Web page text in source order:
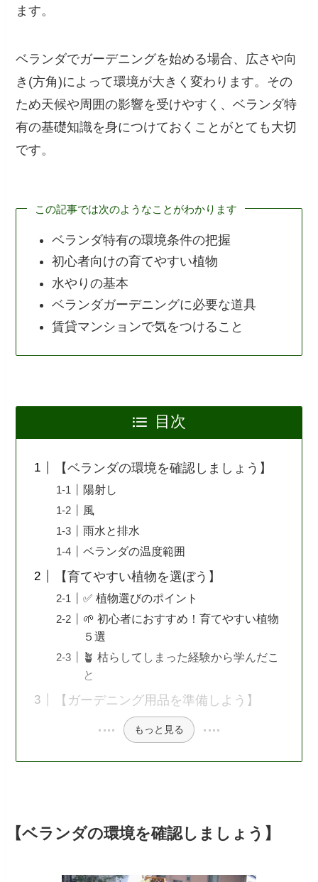
ます。
ベランダでガーデニングを始める場合、広さや向
き(方角)によって環境が大きく変わります。その
ため天候や周囲の影響を受けやすく、ベランダ特
有の基礎知識を身につけておくことがとても大切
です。
この記事では次のようなことがわかります
ベランダ特有の環境条件の把握
初心者向けの育てやすい植物
水やりの基本
ベランダガーデニングに必要な道具
賃貸マンションで気をつけること
目次
【ベランダの環境を確認しましょう】
陽射し
風
雨水と排水
ベランダの温度範囲
【育てやすい植物を選ぼう】
✅ 植物選びのポイント
🌱 初心者におすすめ！育てやすい植物
５選
🪴 枯らしてしまった経験から学んだこ
と
【ガーデニング用品を準備しよう】
もっと見る
【ベランダの環境を確認しましょう】